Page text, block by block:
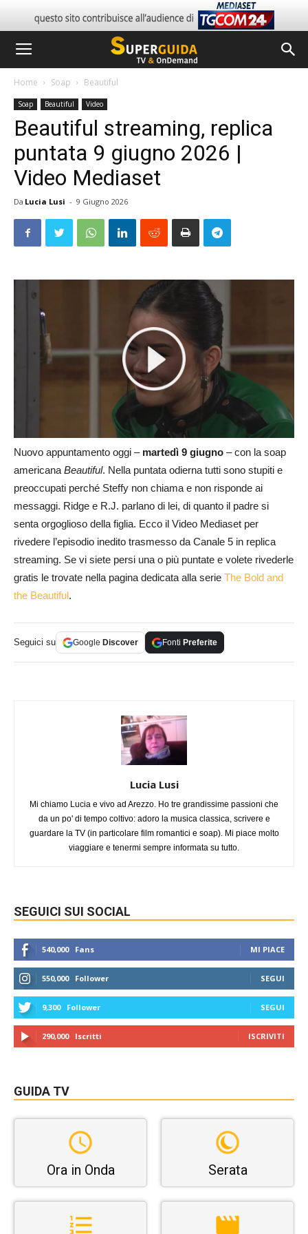
Home Soap Beautiful
Soap Beautiful Video
Beautiful streaming, replica
puntata 9 giugno 2026 |
Video Mediaset
Da Lucia Lusi - 9 Giugno 2026
Nuovo appuntamento oggi – martedì 9 giugno – con la soap
americanaBeautiful. Nella puntata odierna tutti sono stupiti e
preoccupati perché Steffy non chiama e non risponde ai
messaggi. Ridge e R.J. parlano di lei, di quanto il padre si
senta orgoglioso della figlia. Ecco il Video Mediaset per
rivedere l’episodio inedito trasmesso da Canale 5 in replica
streaming. Se vi siete persi una o più puntate e volete rivederle
gratis le trovate nella pagina dedicata alla serie The Bold and
the Beautiful .
Seguici su Google Discover Fonti Preferite
Lucia Lusi
Mi chiamo Lucia e vivo ad Arezzo. Ho tre grandissime passioni che
da un po' di tempo coltivo: adoro la musica classica, scrivere e
guardare la TV (in particolare film romantici e soap). Mi piace molto
viaggiare e tenermi sempre informata su tutto.
SEGUICI SUI SOCIAL
540,000 Fans MI PIACE
550,000 Follower SEGUI
9,300 Follower SEGUI
290,000 Iscritti ISCRIVITI
GUIDA TV
Ora in Onda Serata